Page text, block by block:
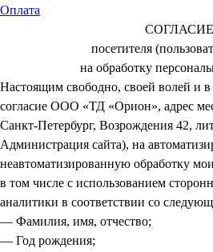
Оплата
СОГЛАСИЕ
посетителя
на обработку
Настоящим свободно, своей волей и
согласие ООО «ТД «Орион», адрес
Санкт-Петербург, Возрождения 42,
Администрация сайта), на
неавтоматизированную обработку
в том числе с использованием
аналитики в соответствии со
— Фамилия, имя, отчество;
— Год рождения;